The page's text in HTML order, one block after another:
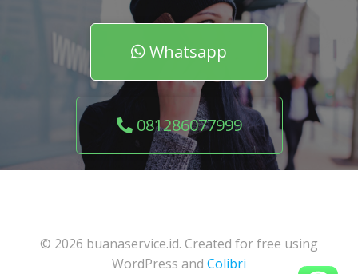
Whatsapp
081286077999
© 2026 buanaservice.id. Created for free using
WordPress and Colibri